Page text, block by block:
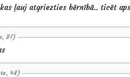
ļauj atgriezties bērnībā.. ticēt
27)
48)